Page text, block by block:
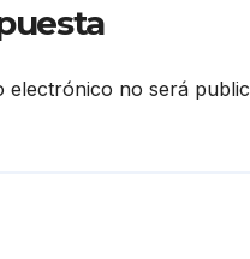
electrónico no será